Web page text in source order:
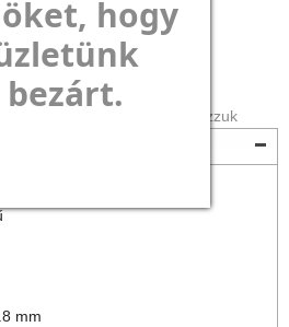
hogy
bezárt.
A Biturbó Kft. Keeway hivatalos
robogókkal kapcsolatos
állunk, garanciális és
bizalommal. A Keeway Zahara 125i 4T
folyamatosan biztosított.
2021
álló típus, újként forgalmazzuk
mm